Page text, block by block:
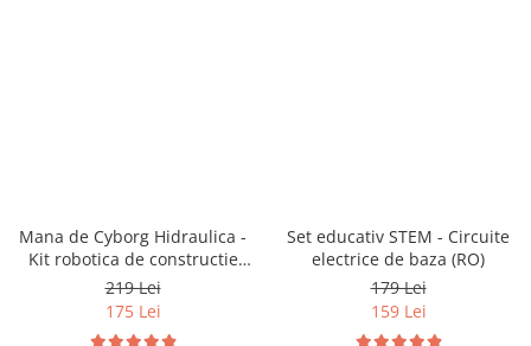
Mana de Cyborg Hidraulica -
Kit robotica de constructie
(RO)
219 Lei
175 Lei
Set educativ STEM - Circuite
electrice de baza (RO)
179 Lei
159 Lei